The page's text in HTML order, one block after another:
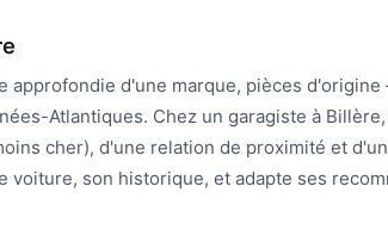
approfondie d'une marque, pièces
Atlantiques. Chez un garagiste à
cher), d'une relation de proximité et d'un
voiture, son historique, et adapte ses